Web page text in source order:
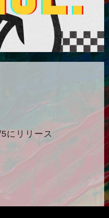
にリリース